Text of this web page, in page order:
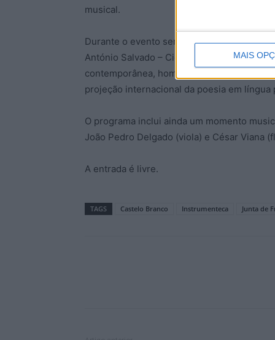
MAIS
musical.
Durante o evento será também
António Salvado – Cidade de Castelo
contemporânea, homenageando o poeta
projeção internacional da poesia em língua
O programa inclui ainda um momento
João Pedro Delgado (viola) e César Viana
A entrada é livre.
TAGS Castelo Branco Instrumenteca Junta de